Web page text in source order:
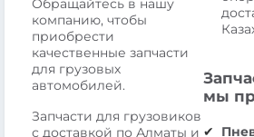
Обращайтесь в нашу
компанию, чтобы
приобрести
качественные запчасти
для грузовых
автомобилей.
Запчасти для грузовиков
с доставкой по Алматы и
мы